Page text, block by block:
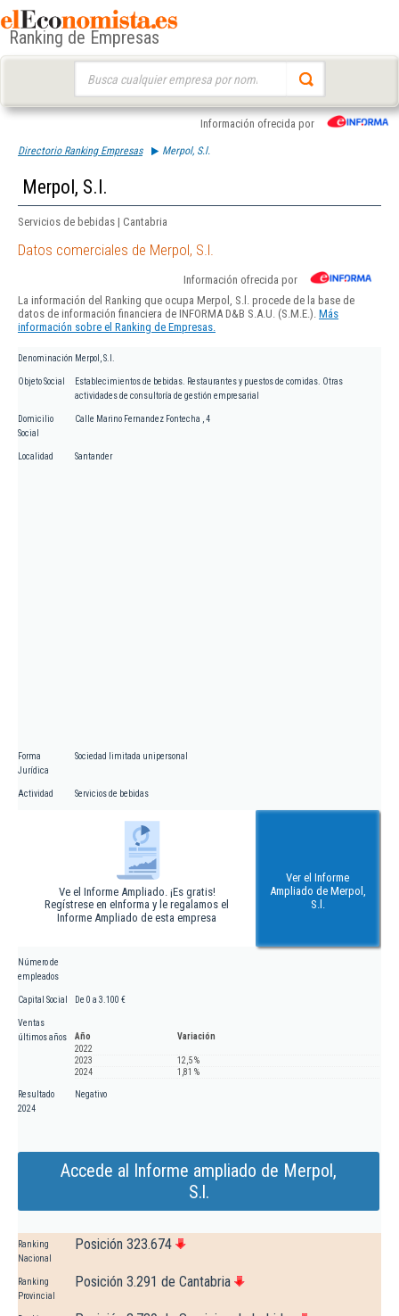
Ranking de Empresas
Información ofrecida por
Directorio Ranking Empresas Merpol, S.l.
Merpol, S.l.
Servicios de bebidas | Cantabria
Datos comerciales de Merpol, S.l.
Información ofrecida por
La información del Ranking que ocupa Merpol, S.l. procede de la base de
datos de información financiera de INFORMA D&B S.A.U. (S.M.E.). Más
información sobre el Ranking de Empresas.
Denominación Merpol, S.l.
Objeto Social
Establecimientos de bebidas. Restaurantes y puestos de comidas. Otras
actividades de consultoría de gestión empresarial
Domicilio
Social
Calle Marino Fernandez Fontecha , 4
Localidad Santander
Forma
Jurídica
Sociedad limitada unipersonal
Actividad Servicios de bebidas
Ve el Informe Ampliado. ¡Es gratis!
Regístrese en eInforma y le regalamos el
Informe Ampliado de esta empresa
Ver el Informe
Ampliado de Merpol,
S.l.
Número de
empleados
Capital Social De 0 a 3.100 €
Ventas
últimos años
Año
Variación
2022
2023
12,5 %
2024
1,81 %
Resultado
2024
Negativo
Accede al Informe ampliado de Merpol,
S.l.
Ranking
Nacional
Posición 323.674
Ranking
Provincial
Posición 3.291 de Cantabria